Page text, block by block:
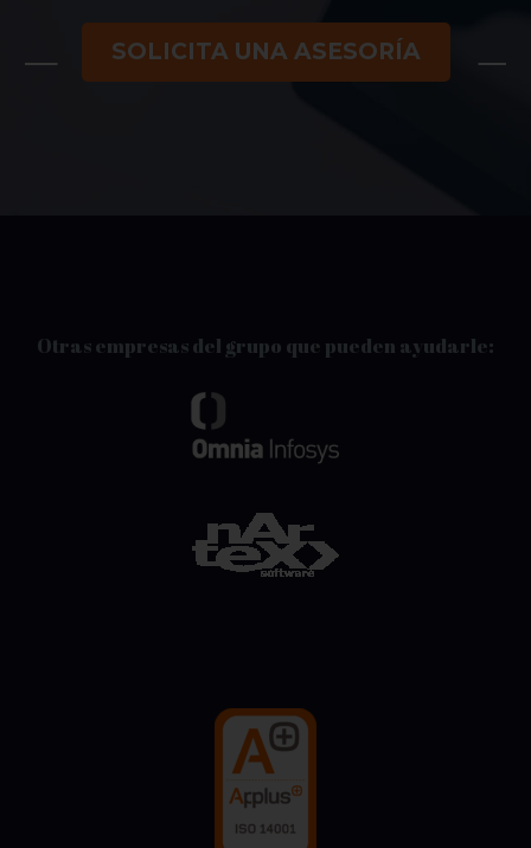
SOLICITA UNA ASESORÍA
Otras empresas del grupo que pueden ayudarle: